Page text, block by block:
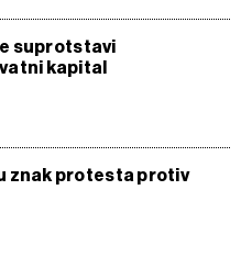
suprotstavi
kapital
znak protesta protiv